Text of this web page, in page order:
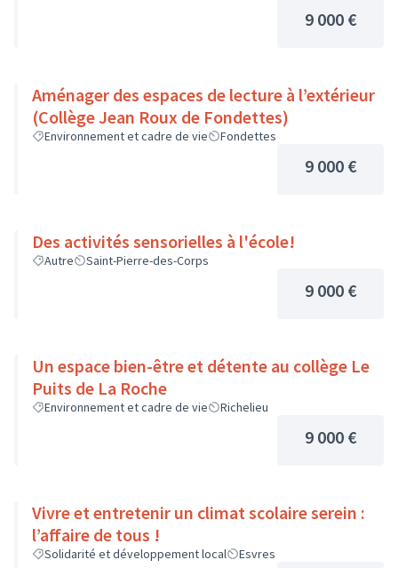
9 000 €
Aménager des espaces de lecture à l’extérieur
(Collège Jean Roux de Fondettes)
Environnement et cadre de vie Fondettes
9 000 €
Des activités sensorielles à l'école!
Autre Saint-Pierre-des-Corps
9 000 €
Un espace bien-être et détente au collège Le
Puits de La Roche
Environnement et cadre de vie Richelieu
9 000 €
Vivre et entretenir un climat scolaire serein :
l’affaire de tous !
Solidarité et développement local Esvres